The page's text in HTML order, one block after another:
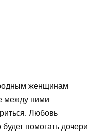
женщинам
между ними
Любовь
помогать дочери